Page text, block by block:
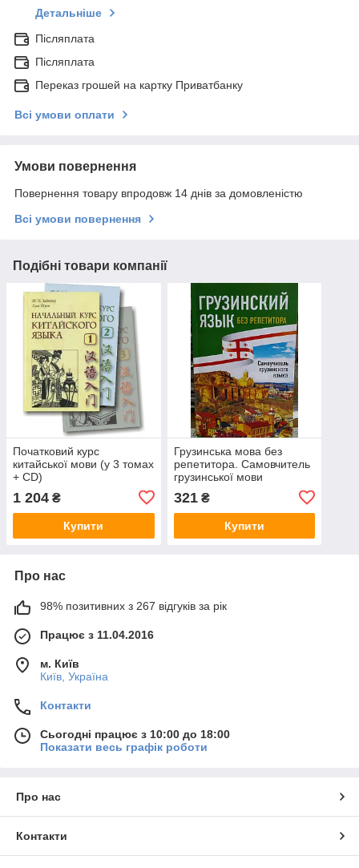
Детальніше
Післяплата
Післяплата
Переказ грошей на картку Приватбанку
Всі умови оплати
Умови повернення
Повернення товару впродовж 14 днів за домовленістю
Всі умови повернення
Подібні товари компанії
Початковий курс
китайської мови (у 3 томах
+ CD)
1 204 ₴
Купити
Грузинська мова без
репетитора. Самовчитель
грузинської мови
321₴
Купити
Про нас
98% позитивних з 267 відгуків за рік
Працює з 11.04.2016
м. Київ
Київ, Україна
Контакти
Сьогодні працює з 10:00 до 18:00
Показати весь графік роботи
Про нас
Контакти